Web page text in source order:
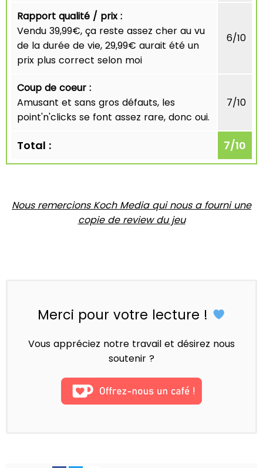
Rapport qualité / prix :
Vendu 39,99€, ça reste assez cher au vu
de la durée de vie, 29,99€ aurait été un
prix plus correct selon moi
6/10
Coup de coeur :
Amusant et sans gros défauts, les
point'n'clicks se font assez rare, donc oui.
7/10
Total : 7/10
Nous remercions Koch Media qui nous a fourni une
copie de review du jeu
Merci pour votre lecture !
Vous appréciez notre travail et désirez nous
soutenir ?